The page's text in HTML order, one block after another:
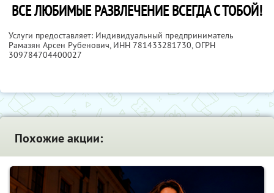
ВСЕ ЛЮБИМЫЕ РАЗВЛЕЧЕНИЕ ВСЕГДА С ТОБОЙ!
Услуги предоставляет: Индивидуальный предприниматель
Рамазян Арсен Рубенович, ИНН 781433281730, ОГРН
309784704400027
Похожие акции: